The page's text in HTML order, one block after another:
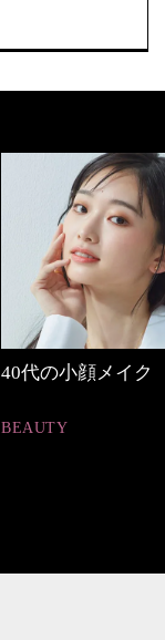
40代の小顔メイク
BEAUTY